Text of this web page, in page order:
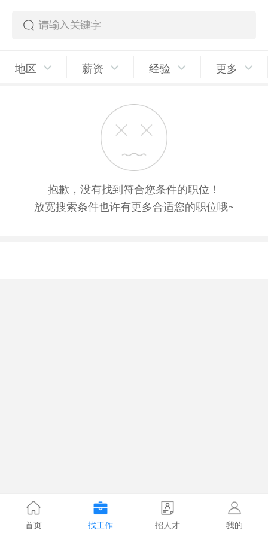
地区 薪资 经验 更多
抱歉，没有找到符合您条件的职位！
放宽搜索条件也许有更多合适您的职位哦~
首页 找工作 招人才 我的